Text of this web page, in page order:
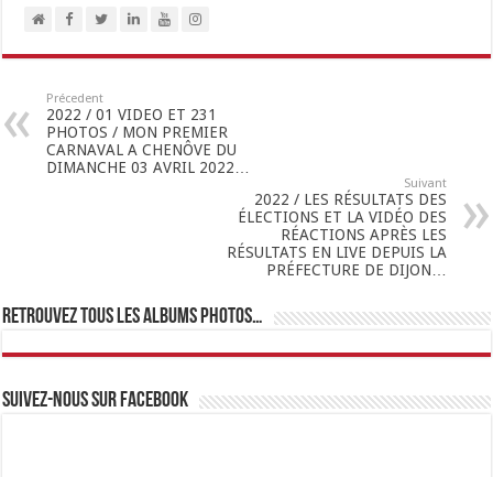
Précedent
2022 / 01 VIDEO ET 231
PHOTOS / MON PREMIER
CARNAVAL A CHENÔVE DU
DIMANCHE 03 AVRIL 2022…
Suivant
2022 / LES RÉSULTATS DES
ÉLECTIONS ET LA VIDÉO DES
RÉACTIONS APRÈS LES
RÉSULTATS EN LIVE DEPUIS LA
PRÉFECTURE DE DIJON…
Retrouvez tous les albums photos…
Suivez-nous sur Facebook